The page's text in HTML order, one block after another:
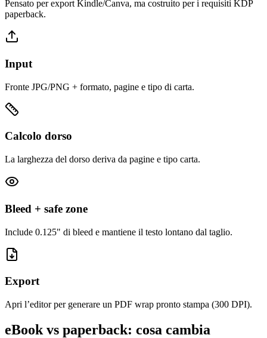
Pensato per export Kindle/Canva, ma costruito per i requisiti KDP
paperback.
Input
Fronte JPG/PNG + formato, pagine e tipo di carta.
Calcolo dorso
La larghezza del dorso deriva da pagine e tipo carta.
Bleed + safe zone
Include 0.125" di bleed e mantiene il testo lontano dal taglio.
Export
Apri l’editor per generare un PDF wrap pronto stampa (300 DPI).
eBook vs paperback: cosa cambia